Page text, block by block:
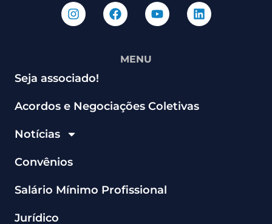
MENU
Seja associado!
Acordos e Negociações Coletivas
Notícias
Convênios
Salário Mínimo Profissional
Jurídico